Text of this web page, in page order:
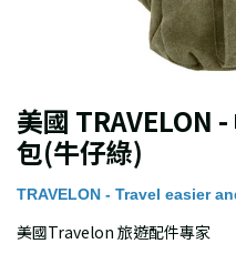
美國 TRAVELON
包(牛仔綠)
TRAVELON - Travel easier
美國Travelon 旅遊配件專家